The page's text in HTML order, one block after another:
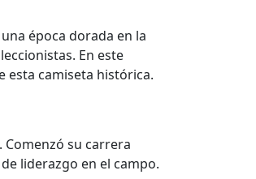
época dorada en la
En este
esta camiseta histórica.
Comenzó su carrera
liderazgo en el campo.